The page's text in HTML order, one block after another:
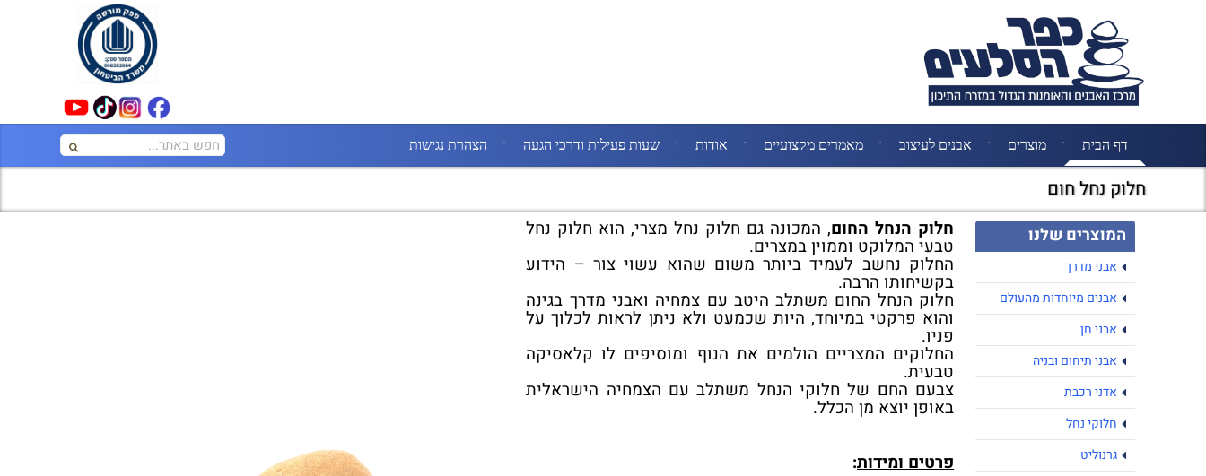
דף הבית מוצרים אבנים לעיצוב מאמרים מקצועיים אודות שעות פעילות ודרכי הגעה הצהרת נגישות
חלוק נחל חום
המוצרים שלנו
אבני מדרך
אבנים מיוחדות מהעולם
אבני חן
אבני תיחום ובניה
אדני רכבת
חלוקי נחל
גרנוליט
חלוק הנחל החום, המכונה גם חלוק נחל מצרי, הוא חלוק נחל
טבעי המלוקט וממוין במצרים.
החלוק נחשב לעמיד ביותר משום שהוא עשוי צור – הידוע
בקשיחותו הרבה.
חלוק הנחל החום משתלב היטב עם צמחיה ואבני מדרך בגינה
והוא פרקטי במיוחד, היות שכמעט ולא ניתן לראות לכלוך על
פניו.
החלוקים המצריים הולמים את הנוף ומוסיפים לו קלאסיקה
טבעית.
צבעם החם של חלוקי הנחל משתלב עם הצמחיה הישראלית
באופן יוצא מן הכלל.
פרטים ומידות: